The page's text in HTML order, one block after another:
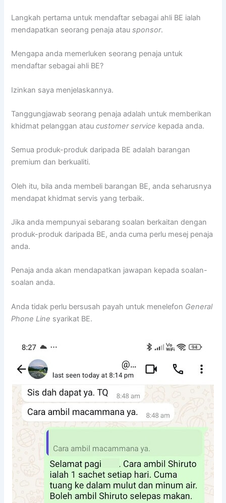
Langkah pertama untuk mendaftar sebagai ahli BE ialah
mendapatkan seorang penaja atausponsor.
Mengapa anda memerluken seorang penaja untuk
mendaftar sebagai ahli BE?
Izinkan saya menjelaskannya.
Tanggungjawab seorang penaja adalah untuk memberikan
khidmat pelanggan atau customer service kepada anda.
Semua produk-produk daripada BE adalah barangan
premium dan berkualiti.
Oleh itu, bila anda membeli barangan BE, anda seharusnya
mendapat khidmat servis yang terbaik.
Jika anda mempunyai sebarang soalan berkaitan dengan
produk-produk daripada BE, anda cuma perlu mesej penaja
anda.
Penaja anda akan mendapatkan jawapan kepada soalan-
soalan anda.
Anda tidak perlu bersusah payah untuk menelefon General
Phone Line syarikat BE.